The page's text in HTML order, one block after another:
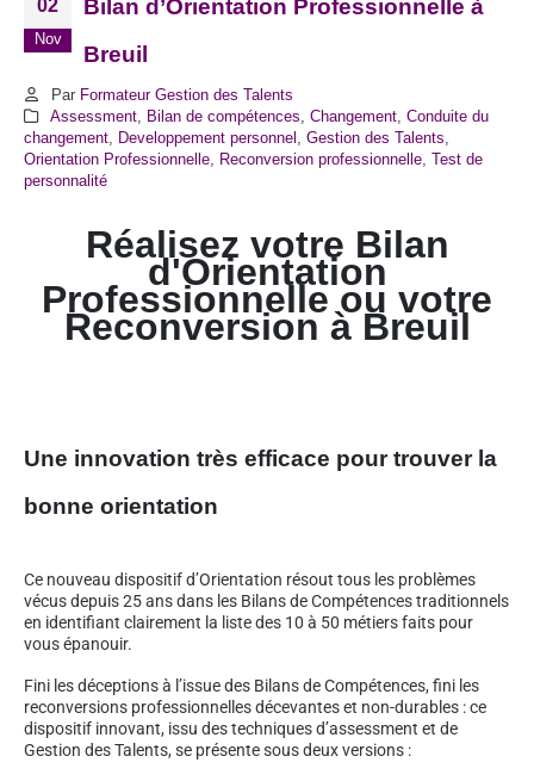
02
Nov
Bilan d’Orientation Professionnelle à
Breuil
Par Formateur Gestion des Talents
Assessment, Bilan de compétences Changement, Conduite du
changement
Developpement personnel Gestion des Talents
Orientation Professionnelle
Reconversion professionnelle Test de
personnalité
Réalisez votre Bilan
d'Orientation
Professionnelle ou votre
Reconversion à Breuil
Une innovation très efficace pour trouver la
bonne orientation
Ce nouveau dispositif d’Orientation résout tous les problèmes
vécus depuis 25 ans dans les Bilans de Compétences traditionnels
en identifiant clairement la liste des 10 à 50 métiers faits pour
vous épanouir.
Fini les déceptions à l’issue des Bilans de Compétences, fini les
reconversions professionnelles décevantes et non-durables : ce
dispositif innovant, issu des techniques d’assessment et de
Gestion des Talents, se présente sous deux versions :